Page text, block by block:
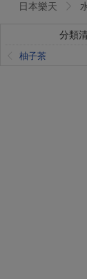
日本樂天
分類
柚子茶